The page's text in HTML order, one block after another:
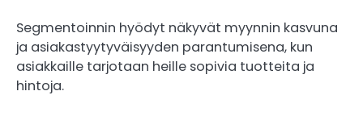
Segmentoinnin hyödyt näkyvät myynnin kasvuna
ja asiakastyytyväisyyden parantumisena, kun
asiakkaille tarjotaan heille sopivia tuotteita ja
hintoja.